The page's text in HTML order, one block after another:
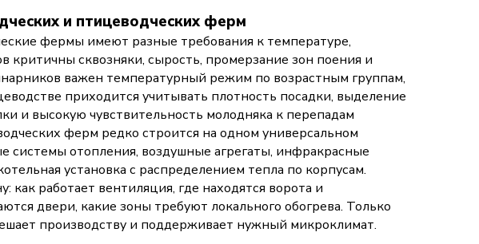
и птицеводческих ферм
фермы имеют разные требования к температуре,
критичны сквозняки, сырость, промерзание зон поения и
важен температурный режим по возрастным группам,
приходится учитывать плотность посадки, выделение
и высокую чувствительность молодняка к перепадам
ферм редко строится на одном универсальном
отопления, воздушные агрегаты, инфракрасные
установка с распределением тепла по корпусам.
работает вентиляция, где находятся ворота и
двери, какие зоны требуют локального обогрева. Только
производству и поддерживает нужный микроклимат.